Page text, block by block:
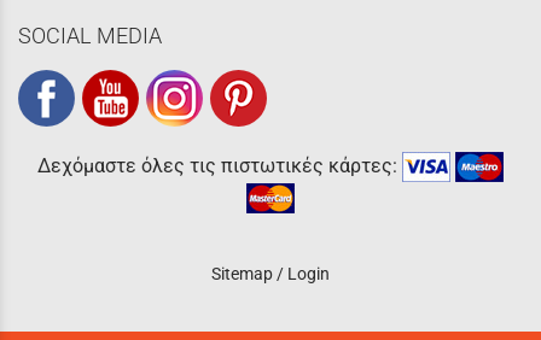
SOCIAL MEDIA
Δεχόμαστε όλες τις πιστωτικές κάρτες:
Sitemap/ Login